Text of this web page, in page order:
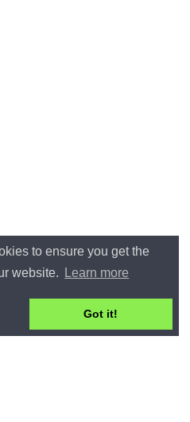
to ensure you get the
website.
Learn more
Got it!